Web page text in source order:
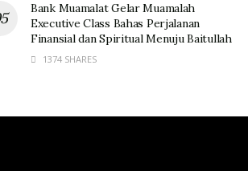
Bank Muamalat Gelar Muamalah
Executive Class Bahas Perjalanan
Finansial dan Spiritual Menuju Baitullah
1374 SHARES